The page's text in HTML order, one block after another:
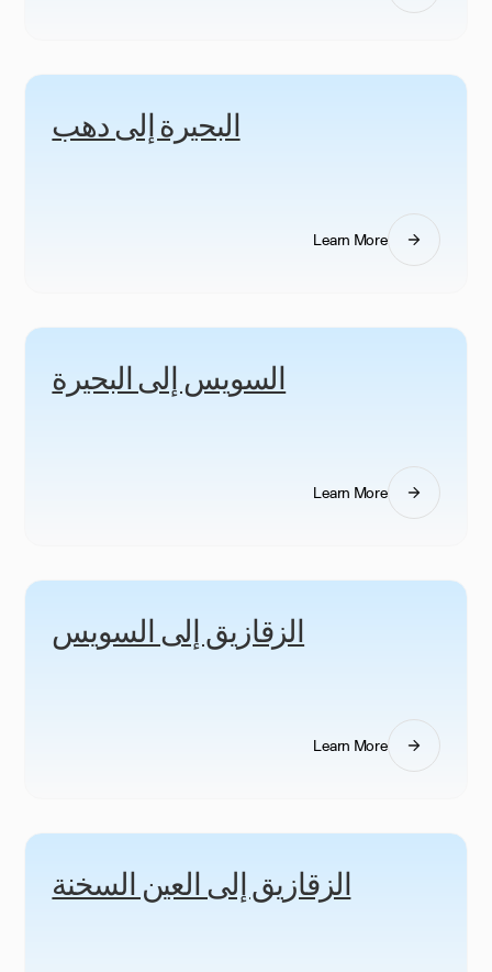
البحيرة إلى دهب
Learn More
السويس إلى البحيرة
Learn More
الزقازيق إلى السويس
Learn More
الزقازيق إلى العين السخنة